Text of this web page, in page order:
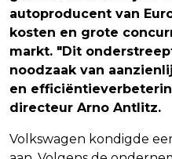
autoproducent van
kosten en grote
markt. "Dit
noodzaak van
en
directeur Arno Antlitz.
Volkswagen kondigde